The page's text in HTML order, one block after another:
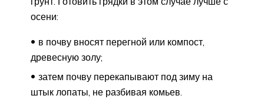
осени:
в почву вносят перегной или компост,
древесную золу;
затем почву перекапывают под зиму на
штык лопаты, не разбивая комьев.